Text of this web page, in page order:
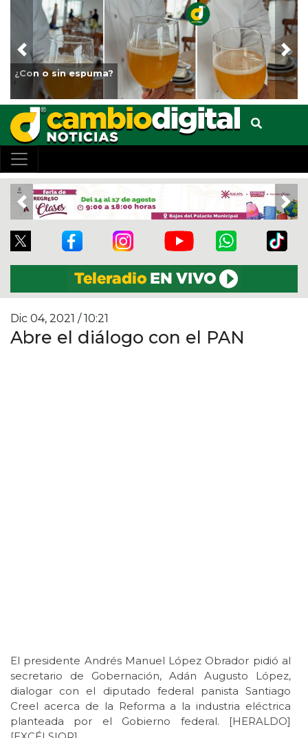
¿Con o sin espuma?
Previous
Previous
Dic 04, 2021 / 10:21
Abre el diálogo con el PAN
El presidente Andrés Manuel López Obrador pidió al
secretario de Gobernación, Adán Augusto López,
dialogar con el diputado federal panista Santiago
Creel acerca de la Reforma a la industria eléctrica
planteada por el Gobierno federal. [HERALDO]